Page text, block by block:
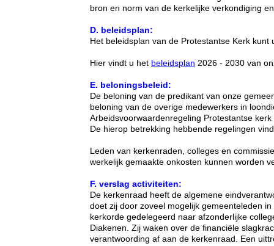
bron en norm van de kerkelijke verkondiging
D. beleidsplan:
Het beleidsplan van de Protestantse Kerk
Hier vindt u het beleidsplan 2026 - 2030 van
E. beloningsbeleid:
De beloning van de predikant van onze
beloning van de overige medewerkers in
Arbeidsvoorwaardenregeling Protestantse kerk
De hierop betrekking hebbende regelingen
Leden van kerkenraden, colleges en
werkelijk gemaakte onkosten kunnen worden
F. verslag activiteiten:
De kerkenraad heeft de algemene
doet zij door zoveel mogelijk gemeenteleden
kerkorde gedelegeerd naar afzonderlijke
Diakenen. Zij waken over de financiële
verantwoording af aan de kerkenraad. Een